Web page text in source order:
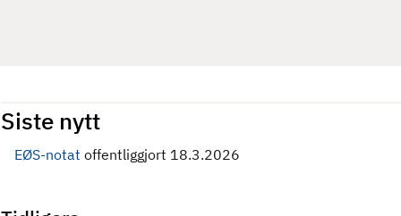
Siste nytt
EØS-notat offentliggjort 18.3.2026